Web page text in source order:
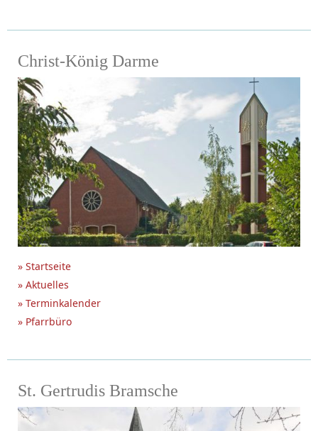
Christ-König Darme
» Startseite
» Aktuelles
» Terminkalender
» Pfarrbüro
St. Gertrudis Bramsche